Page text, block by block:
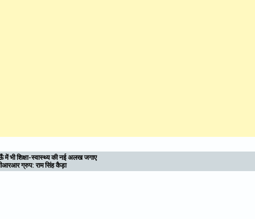
उत्तराखण्ड : आध्यात्मिक राजधानी की दिशा में बढ़े कदम